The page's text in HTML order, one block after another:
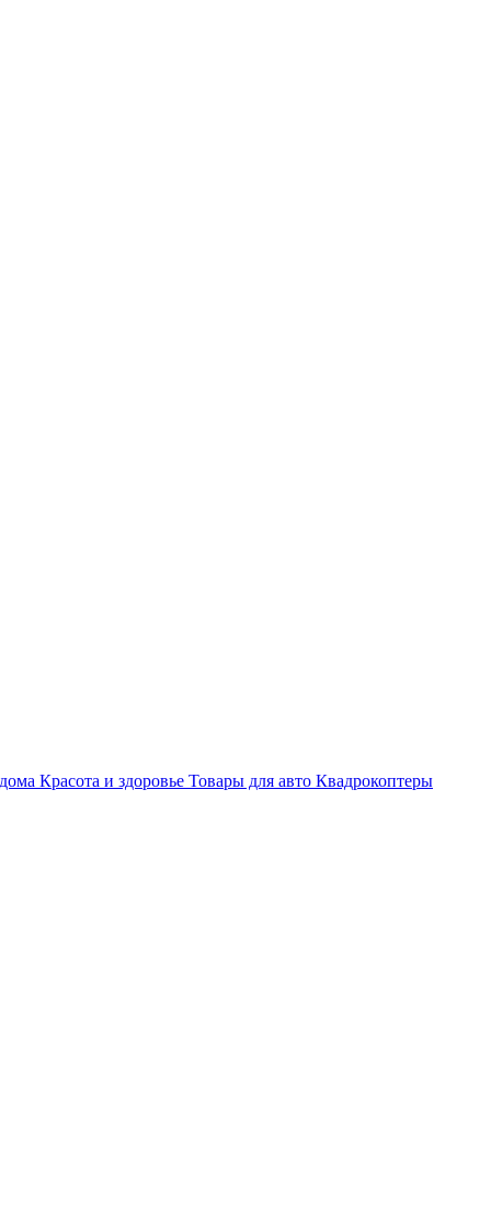
Красота и здоровье Товары для авто Квадрокоптеры